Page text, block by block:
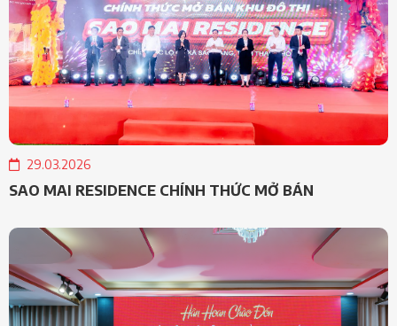
29.03.2026
SAO MAI RESIDENCE CHÍNH THỨC MỞ BÁN